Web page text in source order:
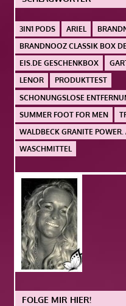
3IN1 PODS ARIEL
BRANDNOOZ CLASSIK BOX
EIS.DE GESCHENKBOX
LENOR
PRODUKTTEST
SCHONUNGSLOSE
SUMMER FOOT FOR MEN
WALDBECK GRANITE POWER.
WASCHMITTEL
FOLGE MIR HIER!